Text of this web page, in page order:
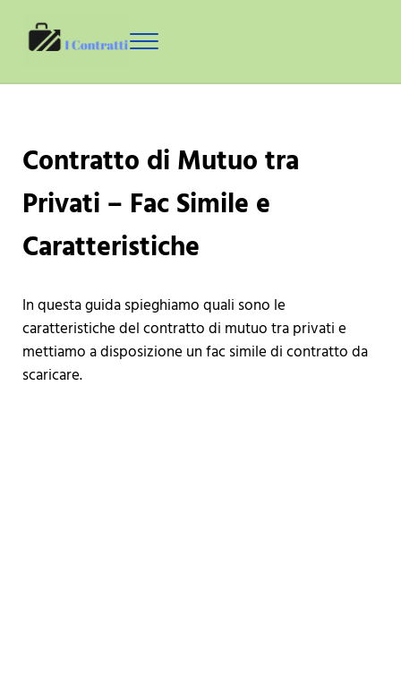
Guide sui Contratti con Fac Simile da Scaricare
Menu
Contratto di Mutuo tra
Privati – Fac Simile e
Caratteristiche
In questa guida spieghiamo quali sono le
caratteristiche del contratto di mutuo tra privati e
mettiamo a disposizione un fac simile di contratto da
scaricare.